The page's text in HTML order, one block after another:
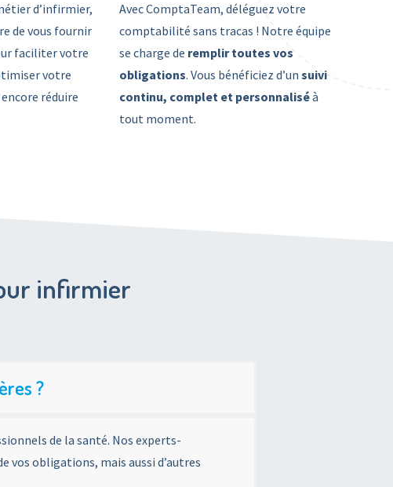
d’infirmier,
de vous fournir
faciliter votre
votre
réduire
Avec ComptaTeam, déléguez votre
comptabilité sans tracas ! Notre équipe
se charge de remplir toutes vos
obligations. Vous bénéficiez d’un suivi
continu, complet et personnaliséà
tout moment.
infirmier
?
de la santé. Nos experts-
obligations, mais aussi d’autres